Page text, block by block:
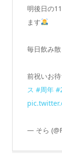
明後日の
ます
毎日飲み
前祝いお
ス #周年
— そら